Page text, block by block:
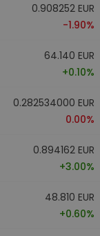
0.908252 EUR
-1.90%
64.140 EUR
+0.10%
0.282534000 EUR
0.00%
0.894162 EUR
+3.00%
48.810 EUR
+0.60%